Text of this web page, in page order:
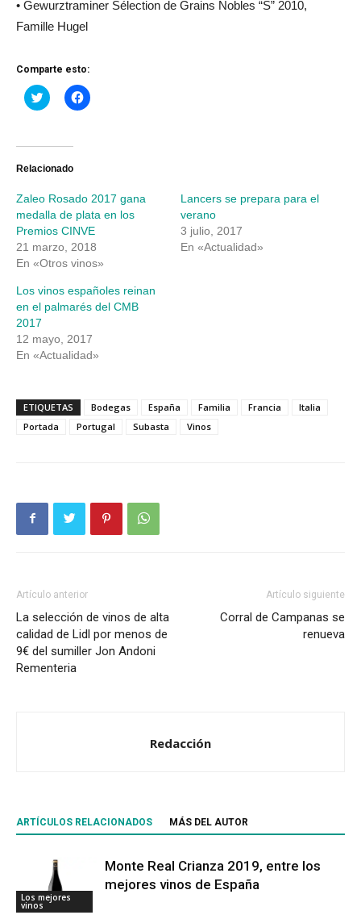
• Gewurztraminer Sélection de Grains Nobles “S” 2010,
Famille Hugel
Comparte esto:
Haz
clic
Twitter
abre
ventana
nueva)
Haz
clic
ventana
nueva)
Relacionado
Zaleo Rosado 2017 gana
medalla de plata en los
Premios CINVE
21 marzo, 2018
En «Otros vinos»
Lancers se prepara para el
verano
3 julio, 2017
En «Actualidad»
Los vinos españoles reinan
en el palmarés del CMB
2017
12 mayo, 2017
En «Actualidad»
ETIQUETAS Bodegas España Familia Francia
Italia
Portada
Portugal Subasta Vinos
Artículo anterior
La selección de vinos de alta
calidad de Lidl por menos de
9€ del sumiller Jon Andoni
Rementeria
Artículo siguiente
Corral de Campanas se
renueva
Redacción
ARTÍCULOS RELACIONADOS MÁS DEL AUTOR
Los mejores
vinos
Monte Real Crianza 2019, entre los
mejores vinos de España